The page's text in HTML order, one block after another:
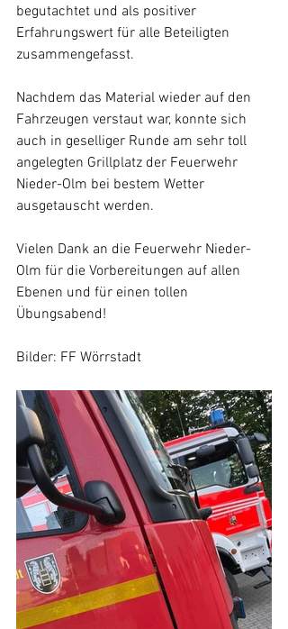
begutachtet und als positiver
Erfahrungswert für alle Beteiligten
zusammengefasst.
Nachdem das Material wieder auf den
Fahrzeugen verstaut war, konnte sich
auch in geselliger Runde am sehr toll
angelegten Grillplatz der Feuerwehr
Nieder-Olm bei bestem Wetter
ausgetauscht werden.
Vielen Dank an die Feuerwehr Nieder-
Olm für die Vorbereitungen auf allen
Ebenen und für einen tollen
Übungsabend!
Bilder: FF Wörrstadt